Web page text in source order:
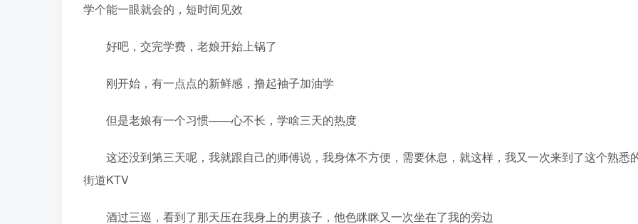
学个能一眼就会的，短时间见效
好吧，交完学费，老娘开始上锅了
刚开始，有一点点的新鲜感，撸起袖子加油学
但是老娘有一个习惯——心不长，学啥三天的热度
这还没到第三天呢，我就跟自己的师傅说，我身体不方便，需要休息，就这样，我又一次来到了这个熟悉
街道KTV
酒过三巡，看到了那天压在我身上的男孩子，他色眯眯又一次坐在了我的旁边